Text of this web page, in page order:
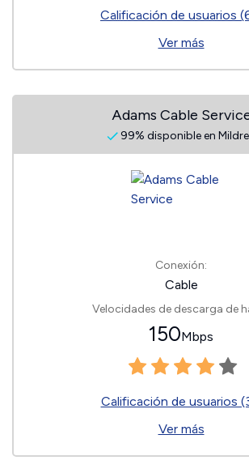
Calificación de usuarios
Ver más
Adams Cable
99% disponible en
Conexión:
Cable
Velocidades de descarga de
150Mbps
Calificación de usuarios
Ver más